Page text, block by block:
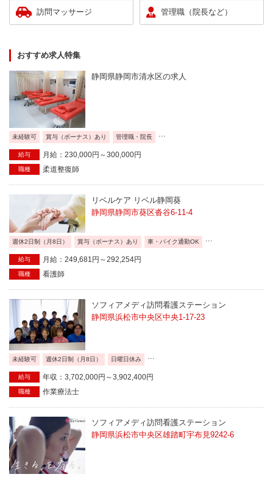
訪問マッサージ 管理職（院長など）
おすすめ求人特集
静岡県静岡市清水区の求人
未経験可 賞与（ボーナス）あり 管理職・院長
給与 月給：230,000円～300,000円
職種 柔道整復師
リベルケア リベル静岡葵
静岡県静岡市葵区沓谷6-11-4
週休2日制（月8日） 賞与（ボーナス）あり 車・バイク通勤OK ...
給与 月給：249,681円～292,254円
職種 看護師
ソフィアメディ訪問看護ステーション
静岡県浜松市中央区中央1-17-23
未経験可 週休2日制（月8日） 日曜日休み
給与 年収：3,702,000円～3,902,400円
職種 作業療法士
ソフィアメディ訪問看護ステーション
静岡県浜松市中央区雄踏町宇布見9242-6